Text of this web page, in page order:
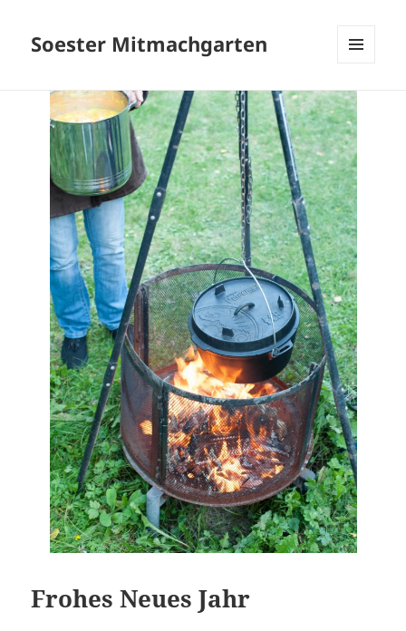
Soester Mitmachgarten
WIDGETS
Frohes Neues Jahr